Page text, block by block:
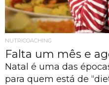
NUTRICOACHING
Falta um mês e
Natal é uma das
para quem está de